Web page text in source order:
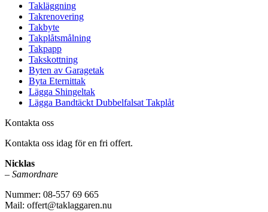
Takläggning
Takrenovering
Takbyte
Takplåtsmålning
Takpapp
Takskottning
Byten av Garagetak
Byta Eternittak
Lägga Shingeltak
Lägga Bandtäckt Dubbelfalsat Takplåt
Kontakta oss
Kontakta oss idag för en fri offert.
Nicklas
– Samordnare
Nummer: 08-557 69 665
Mail: offert@taklaggaren.nu